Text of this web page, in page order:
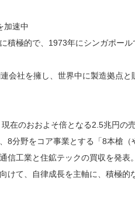
加速中
積極的で、1973年にシンガポー
連会社を擁し、世界中に製造拠点
現在のおおよそ倍となる2.5兆円の
8分野をコア事業とする「8本槍
信工業と住鉱テックの買収を発表
けて、自律成長を主軸に、積極